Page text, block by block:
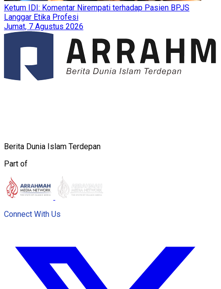
Ketum IDI: Komentar Nirempati terhadap Pasien BPJS
Langgar Etika Profesi
Jumat, 7 Agustus 2026
Berita Dunia Islam Terdepan
Part of
Connect With Us